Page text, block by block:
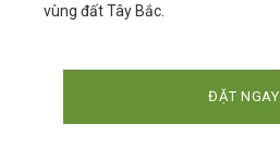
vùng đất Tây Bắc.
ĐẶT NGAY